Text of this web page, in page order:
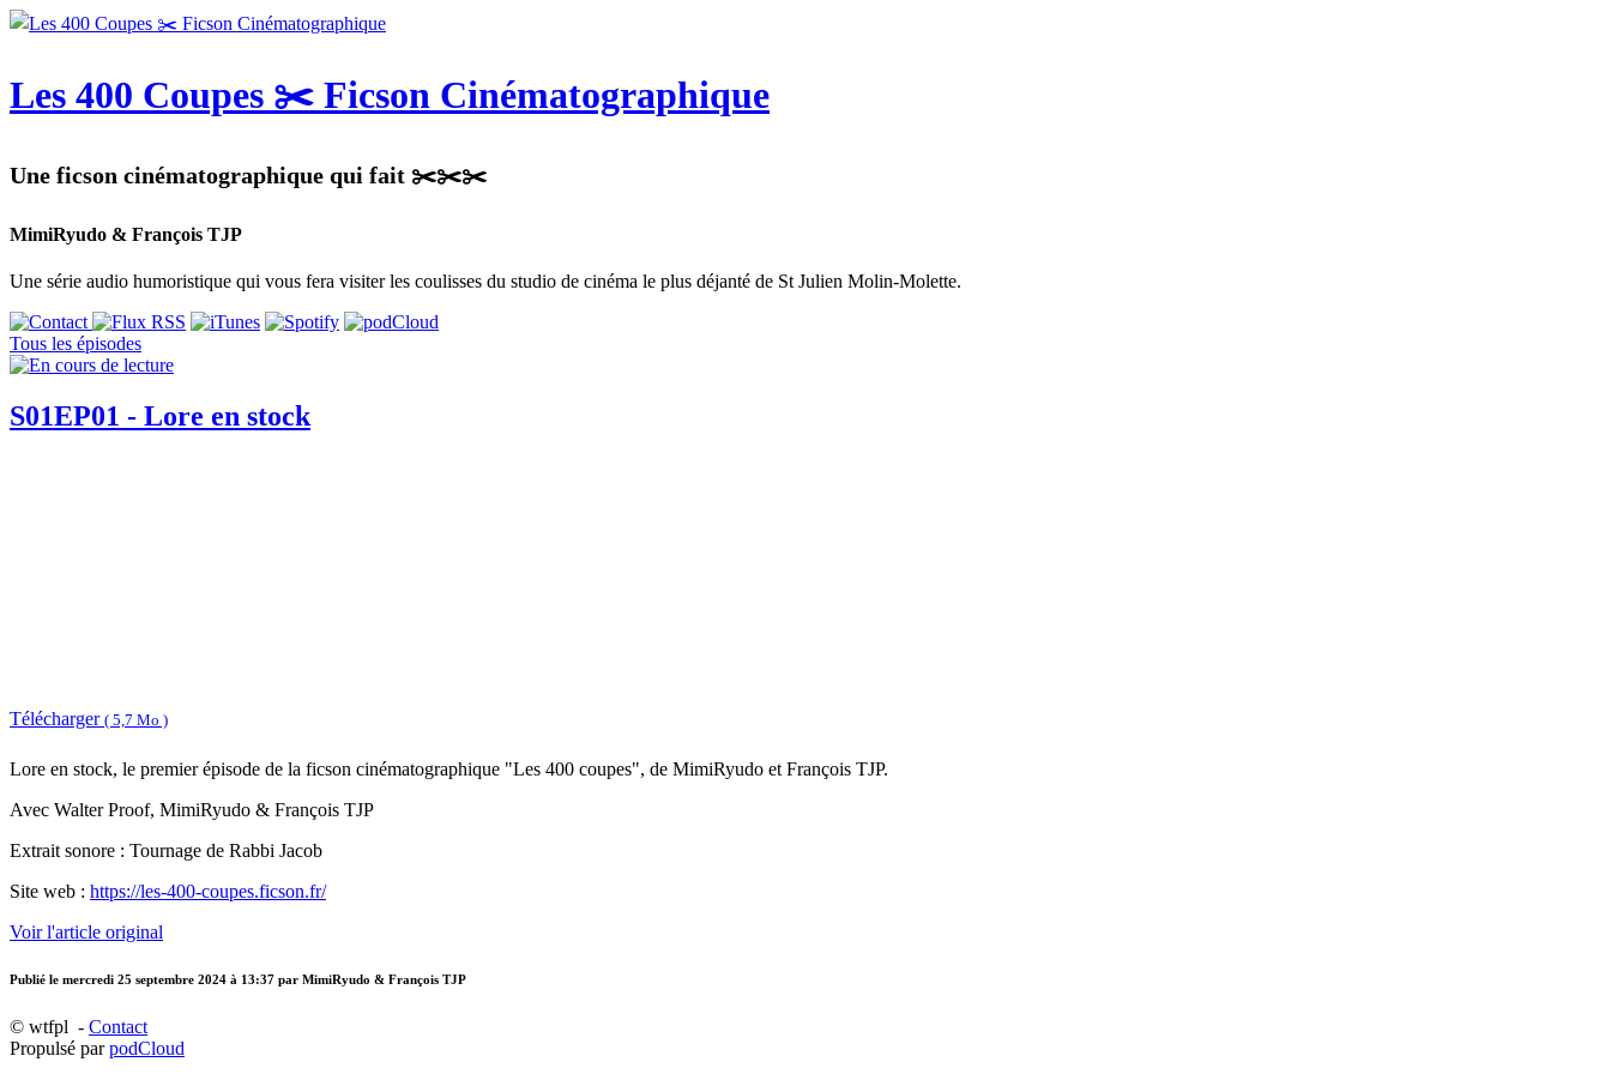
Les 400 Coupes ✂️ Ficson Cinématographique
Une ficson cinématographique qui fait ✂️✂️✂️
MimiRyudo & François TJP
Une série audio humoristique qui vous fera visiter les coulisses du studio de cinéma le plus déjanté de St Julien Molin-Molette.
Tous les épisodes
S01EP01 - Lore en stock
Télécharger ( 5,7 Mo )
Lore en stock, le premier épisode de la ficson cinématographique "Les 400 coupes", de MimiRyudo et François TJP.
Avec Walter Proof, MimiRyudo & François TJP
Extrait sonore : Tournage de Rabbi Jacob
Site web : https://les-400-coupes.ficson.fr/
Voir l'article original
Publié le mercredi 25 septembre 2024 à 13:37 par MimiRyudo & François TJP
© wtfpl - Contact
Propulsé parpodCloud